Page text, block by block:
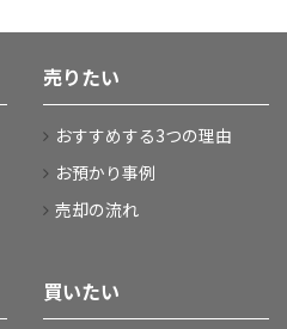
売りたい
おすすめする3つの理由
お預かり事例
売却の流れ
買いたい